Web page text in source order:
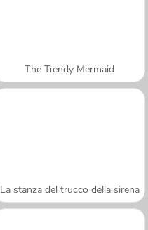
The Trendy Mermaid
La stanza del trucco della sirena